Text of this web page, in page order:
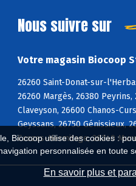
Biocoop utilise des cookies :
personnalisée en toute
En savoir plus et
Nous suivre sur
Votre magasin Biocoop
26260 Saint-Donat-sur-
26260 Margès, 26380
Claveyson, 26600 Chanos-
Geyssans, 26750 Génissieux,
Crozes-Hermitage, 26240